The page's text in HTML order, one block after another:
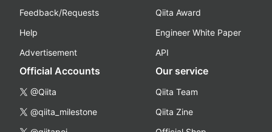
Feedback/Requests
Help
Advertisement
Qiita Award
Engineer White Paper
API
Official Accounts
@Qiita
@qiita_milestone
Our service
Qiita Team
Qiita Zine